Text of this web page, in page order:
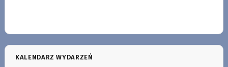
KALENDARZ WYDARZEŃ